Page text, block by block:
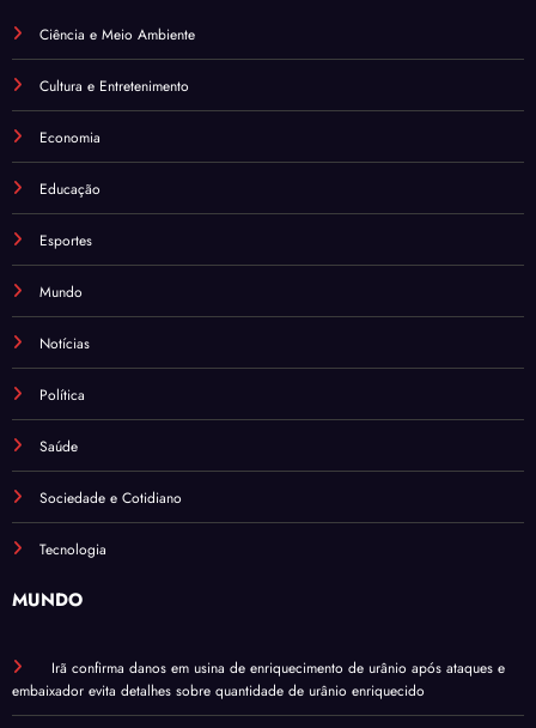
Ciência e Meio Ambiente
Cultura e Entretenimento
Economia
Educação
Esportes
Mundo
Notícias
Política
Saúde
Sociedade e Cotidiano
Tecnologia
MUNDO
Irã confirma danos em usina de enriquecimento de urânio após ataques e
embaixador evita detalhes sobre quantidade de urânio enriquecido